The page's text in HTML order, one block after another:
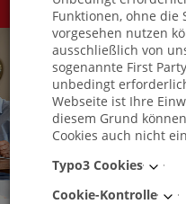
Funktionen, ohne die
vorgesehen nutzen
ausschließlich von
sogenannte First
unbedingt
Webseite ist Ihre
diesem Grund
Cookies auch nicht
Typo3 Cookies
Cookie-Kontrolle